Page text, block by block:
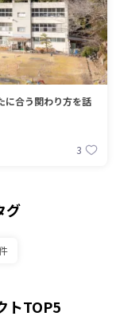
に合う関わり方を話
3
グ
トTOP5